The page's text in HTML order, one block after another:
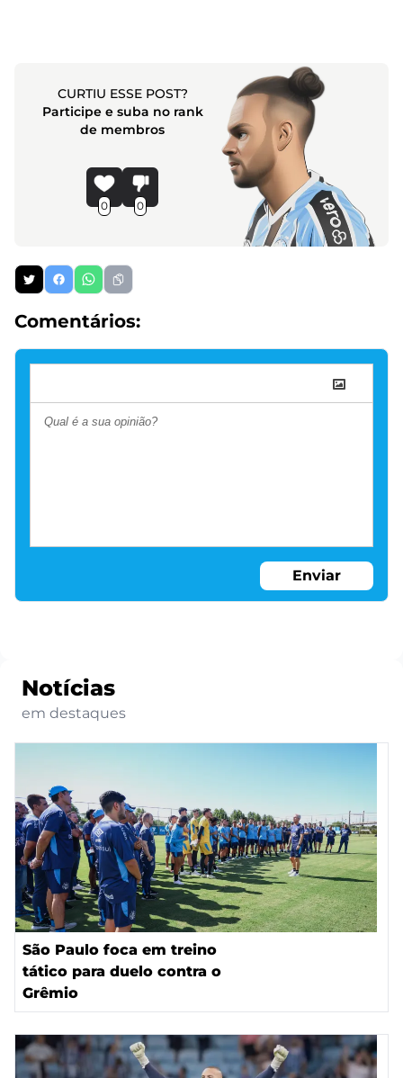
CURTIU ESSE POST?
Participe e suba no rank
de membros
0 0
Comentários:
Enviar
Notícias
em destaques
São Paulo foca em treino
tático para duelo contra o
Grêmio